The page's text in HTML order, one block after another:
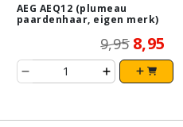
AEG AEQ12 (plumeau
paardenhaar, eigen merk)
9,95 8,95